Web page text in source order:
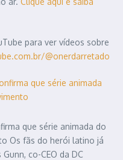
para ver vídeos sobre
@onerdarretado
que série animada
que série animada do
Os fãs do herói latino já
co-CEO da DC